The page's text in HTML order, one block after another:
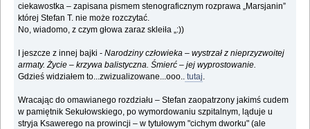
ciekawostka – zapisana pismem stenograficznym rozprawa „Marsjanin”
której Stefan T. nie może rozczytać.
No, wiadomo, z czym głowa zaraz skleiła „:))
I jeszcze z innej bajki -Narodziny człowieka – wystrzał z nieprzyzwoitej
armaty. Życie – krzywa balistyczna. Śmierć – jej wyprostowanie.
Gdzieś widziałem to...zwizualizowane...ooo..
tutaj
Wracając do omawianego rozdziału – Stefan zaopatrzony jakimś cudem
w pamiętnik Sekułowskiego, po wymordowaniu szpitalnym, ląduje u
stryja Ksawerego na prowincji – w tytułowym "cichym dworku" (ale